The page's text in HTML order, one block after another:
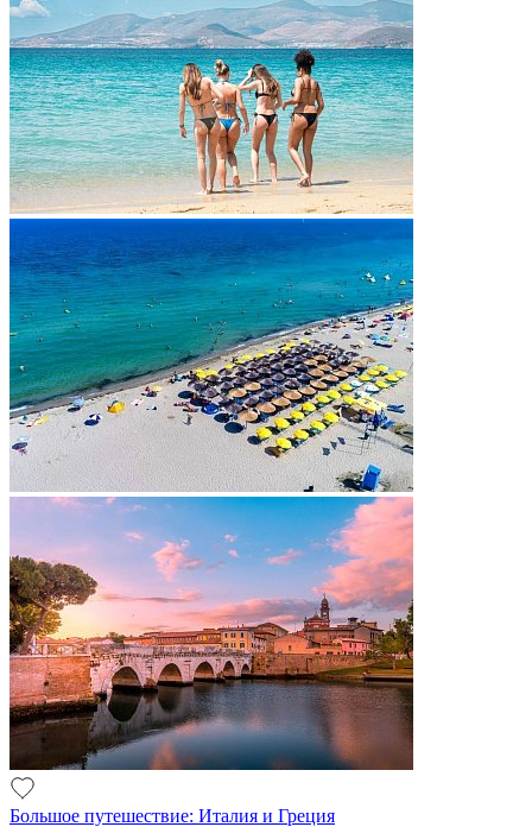
Большое путешествие: Италия и Греция